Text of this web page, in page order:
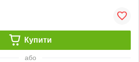
Купити
або